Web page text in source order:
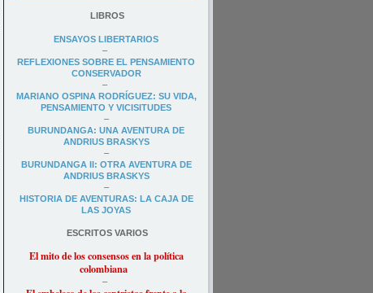
LIBROS
ENSAYOS LIBERTARIOS
–
REFLEXIONES SOBRE EL PENSAMIENTO
CONSERVADOR
–
MARIANO OSPINA RODRÍGUEZ: SU VIDA,
PENSAMIENTO Y VICISITUDES
–
BURUNDANGA: UNA AVENTURA DE
ANDRIUS BRASKYS
–
BURUNDANGA II: OTRA AVENTURA DE
ANDRIUS BRASKYS
–
HISTORIA DE AVENTURAS: LA CAJA DE
LAS JOYAS
ESCRITOS VARIOS
El mito de los consensos en la política
colombiana
–